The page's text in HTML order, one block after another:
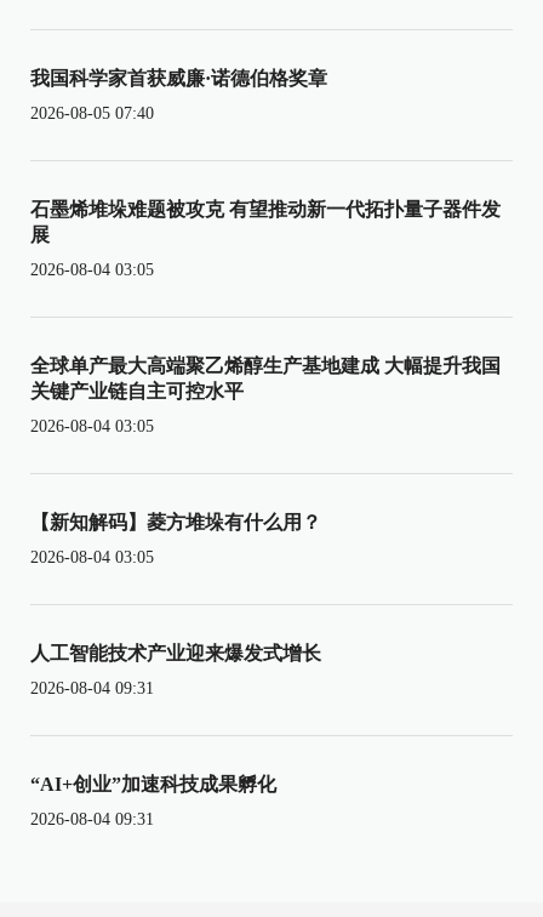
我国科学家首获威廉·诺德伯格奖章
2026-08-05 07:40
石墨烯堆垛难题被攻克 有望推动新一代拓扑量子器件发
展
2026-08-04 03:05
全球单产最大高端聚乙烯醇生产基地建成 大幅提升我国
关键产业链自主可控水平
2026-08-04 03:05
【新知解码】菱方堆垛有什么用？
2026-08-04 03:05
人工智能技术产业迎来爆发式增长
2026-08-04 09:31
“AI+创业”加速科技成果孵化
2026-08-04 09:31